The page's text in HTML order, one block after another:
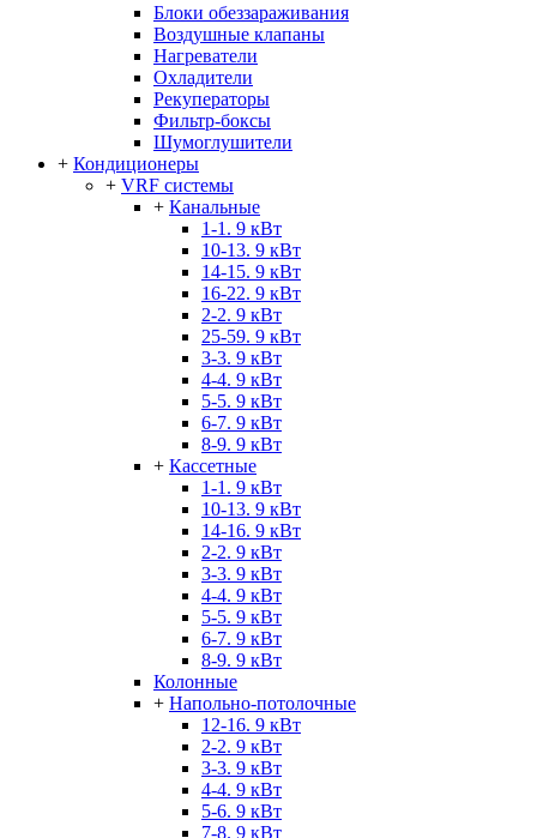
Блоки обеззараживания
Воздушные клапаны
Нагреватели
Охладители
Рекуператоры
Фильтр-боксы
Шумоглушители
+ Кондиционеры
+ VRF системы
+ Канальные
1-1. 9 кВт
10-13. 9 кВт
14-15. 9 кВт
16-22. 9 кВт
2-2. 9 кВт
25-59. 9 кВт
3-3. 9 кВт
4-4. 9 кВт
5-5. 9 кВт
6-7. 9 кВт
8-9. 9 кВт
+ Кассетные
1-1. 9 кВт
10-13. 9 кВт
14-16. 9 кВт
2-2. 9 кВт
3-3. 9 кВт
4-4. 9 кВт
5-5. 9 кВт
6-7. 9 кВт
8-9. 9 кВт
Колонные
+ Напольно-потолочные
12-16. 9 кВт
2-2. 9 кВт
3-3. 9 кВт
4-4. 9 кВт
5-6. 9 кВт
7-8. 9 кВт